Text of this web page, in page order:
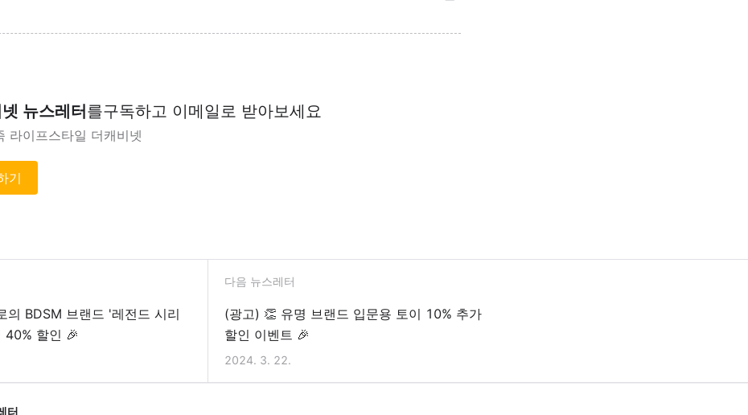
뉴스레터를구독하고 이메일로 받아보세요
라이프스타일 더캐비넷
기
의 BDSM 브랜드 '레전드 시리
40% 할인 🎉
다음 뉴스레터
(광고) 👏 유명 브랜드 입문용 토이 10% 추가
할인 이벤트 🎉
2024. 3. 22.
터